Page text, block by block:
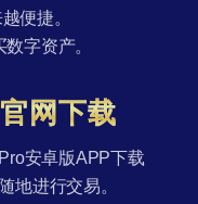
便捷。
字资产。
网下载
安卓版APP下载
地进行交易。